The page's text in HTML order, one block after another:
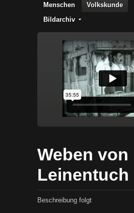
Menschen
Volkskunde
Bildarchiv
Weben von
Leinentuch
Beschreibung folgt